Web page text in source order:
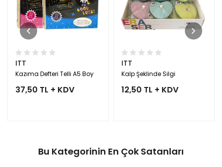
ITT
Kazıma Defteri Telli A5 Boy
37,50 TL + KDV
ITT
Kalp Şeklinde Silgi
12,50 TL + KDV
Bu Kategorinin En Çok Satanları